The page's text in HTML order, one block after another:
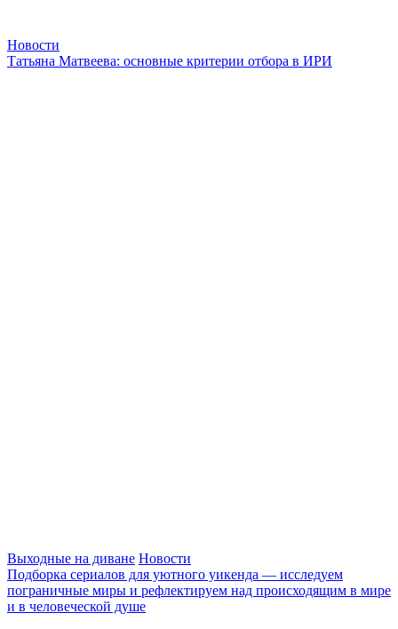
Новости
Татьяна Матвеева: основные критерии отбора в ИРИ
Выходные на диване Новости
Подборка сериалов для уютного уикенда — исследуем
пограничные миры и рефлектируем над происходящим в мире
и в человеческой душе